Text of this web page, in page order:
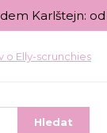
Karlštejn:
o Elly-scrunchies
Hledat